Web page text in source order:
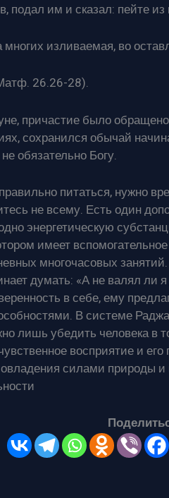
подал им и сказал: пейте из
многих изливаемая, во
26.26-28).
причастие было
сохранился обычай
обязательно Богу.
питаться, нужно
не всему. Есть один
энергетическую
имеет
многочасовых
думать: «А не валял ли
в себе, ему
В системе
лишь убедить человека в
восприятие и
силами природы